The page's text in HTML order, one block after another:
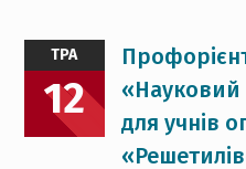
ТРА
12
«Науковий
для учнів